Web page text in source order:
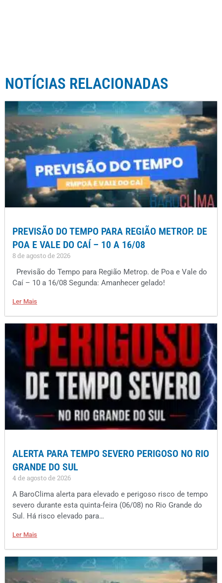
NOTÍCIAS RELACIONADAS
PREVISÃO DO TEMPO PARA REGIÃO METROP. DE
POA E VALE DO CAÍ – 10 A 16/08
8 de agosto de 2026
Previsão do Tempo para Região Metrop. de Poa e Vale do
Caí – 10 a 16/08 Segunda: Amanhecer gelado!
Ler Mais
ALERTA PARA TEMPO SEVERO PERIGOSO NO RIO
GRANDE DO SUL
4 de agosto de 2026
A BaroClima alerta para elevado e perigoso risco de tempo
severo durante esta quinta-feira (06/08) no Rio Grande do
Sul. Há risco elevado para…
Ler Mais